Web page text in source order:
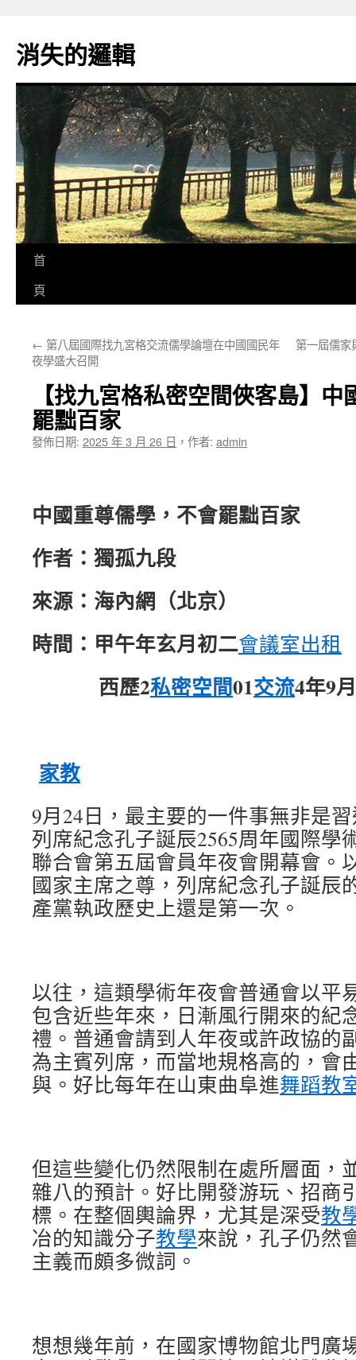
主
要
消失的邏輯
首
頁
← 第八屆國際找九宮格交流儒學論壇在中國國民年
夜學盛大召開
第一屆儒家
【找九宮格私密空間俠客島】
罷黜百家
發佈日期: 2025 年 3 月 26 日 ， 作者: admin
中國重尊儒學，不會罷黜百家
作者：獨孤九段
來源：海內網（北京）
時間：甲午年玄月初二會議室出租
西歷2私密空間01交流4年9
家教
9月24日，最主要的一件事無非是
列席紀念孔子誕辰2565周年國際學
聯合會第五屆會員年夜會開幕會。
國家主席之尊，列席紀念孔子誕辰
產黨執政歷史上還是第一次。
以往，這類學術年夜會普通會以平
包含近些年來，日漸風行開來的紀
禮。普通會請到人年夜或許政協的
為主賓列席，而當地規格高的，會
與。好比每年在山東曲阜進舞蹈教
但這些變化仍然限制在處所層面，
雜八的預計。好比開發游玩、招商
標。在整個輿論界，尤其是深受教
冶的知識分子教學來說，孔子仍然
主義而頗多微詞。
想想幾年前，在國家博物館北門廣